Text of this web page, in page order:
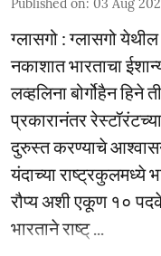
ग्लासगो : ग्लासगो
नकाशात भारताचा
लव्हलिना बोर्गोहैन
प्रकारानंतर
दुरुस्त करण्याचे
यंदाच्या राष्ट्रकुलमध्ये
रौप्य अशी एकूण १०
भारताने राष्ट् ...